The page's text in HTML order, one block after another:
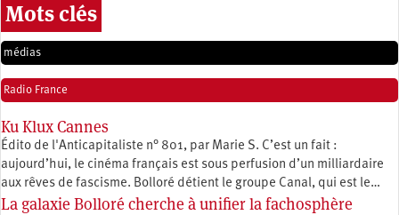
Mots clés
médias
Radio France
Ku Klux Cannes
Édito de l'Anticapitaliste n° 801, par Marie S. C’est un fait :
aujourd’hui, le cinéma français est sous perfusion d’un milliardaire
aux rêves de fascisme. Bolloré détient le groupe Canal, qui est le…
La galaxie Bolloré cherche à unifier la fachosphère